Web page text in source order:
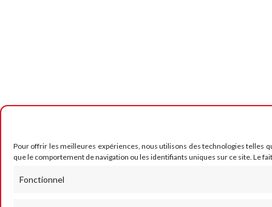
Pour offrir les meilleures expériences, nous utilisons des technologies telles
que le comportement de navigation ou les identifiants uniques sur ce site. Le
Fonctionnel